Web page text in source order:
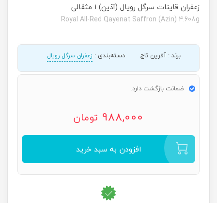
زعفران قاینات سرگل رویال (آذین) 1 مثقالی
Royal All-Red Qayenat Saffron (Azin) 4.608g
برند: آفرین تاج دسته‌بندی : زعفران سرگل رویال
ضمانت بازگشت دارد.
988,000 تومان
افزودن به سبد خرید